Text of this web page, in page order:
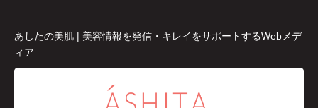
あしたの美肌 | 美容情報を発信・キレイをサポートするWebメデ
ィア